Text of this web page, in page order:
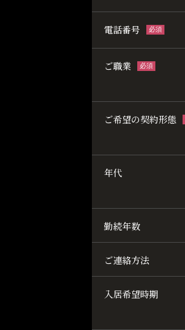
電話番号 必須
ご職業 必須
ご希望の契約形態
年代
勤続年数
ご連絡方法
入居希望時期